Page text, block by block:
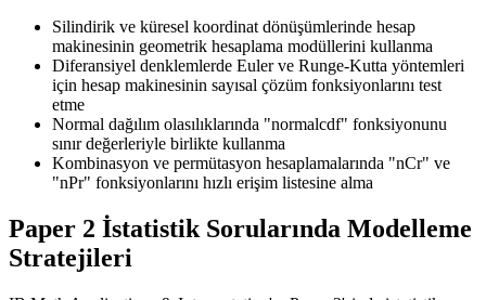
Silindirik ve küresel koordinat dönüşümlerinde hesap
makinesinin geometrik hesaplama modüllerini kullanma
Diferansiyel denklemlerde Euler ve Runge-Kutta yöntemleri
için hesap makinesinin sayısal çözüm fonksiyonlarını test
etme
Normal dağılım olasılıklarında "normalcdf" fonksiyonunu
sınır değerleriyle birlikte kullanma
Kombinasyon ve permütasyon hesaplamalarında "nCr" ve
"nPr" fonksiyonlarını hızlı erişim listesine alma
Paper 2 İstatistik Sorularında Modelleme
Stratejileri